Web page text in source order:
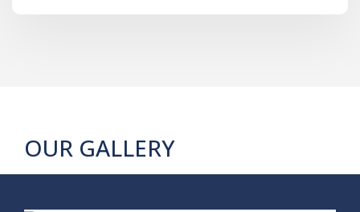
OUR GALLERY